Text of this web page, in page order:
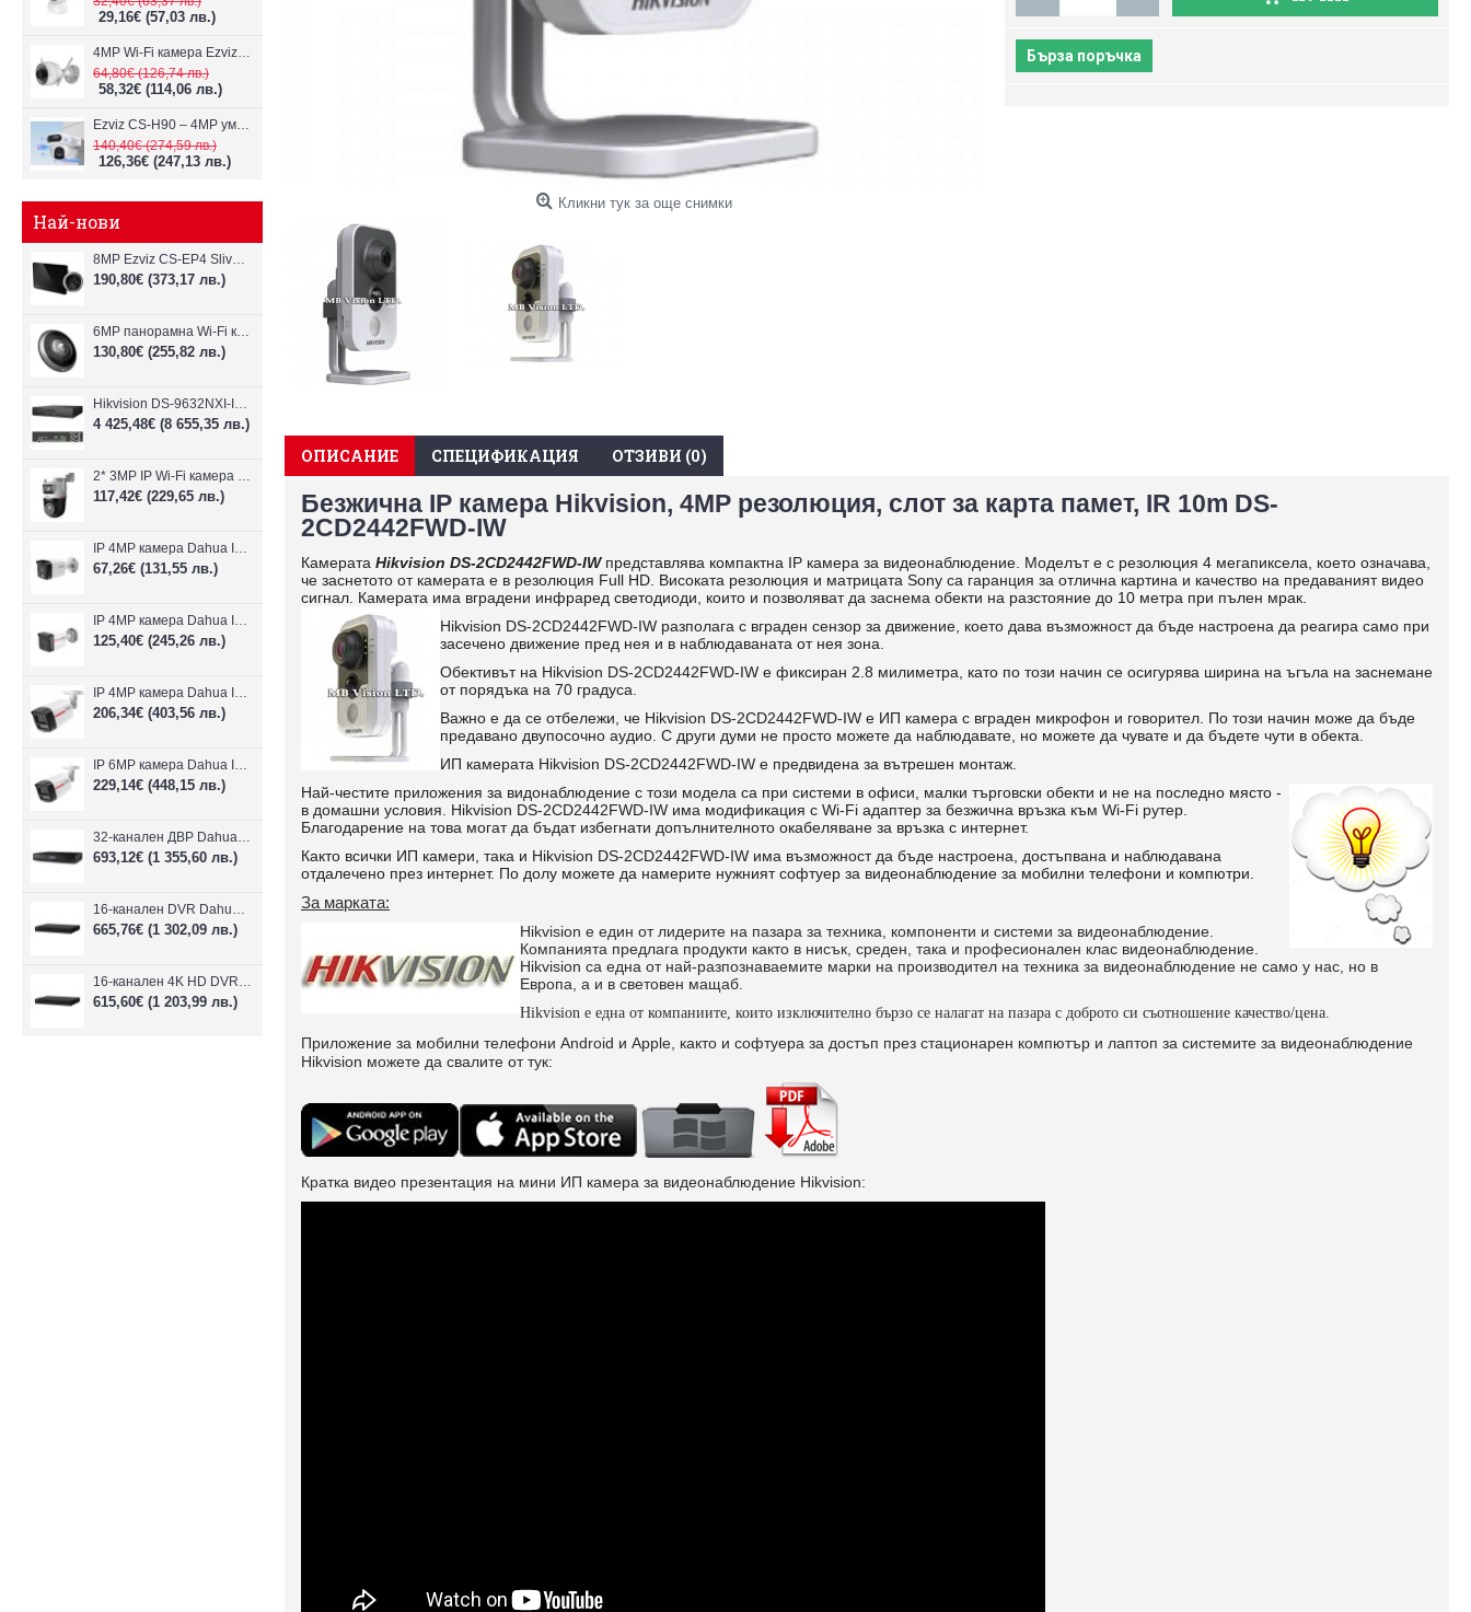
29,16€ (57,03 лв.)
4MP Wi-Fi камерa Ezviz CS-H3c с микрофон и говорител
64,80€(126,74 лв.)
58,32€ (114,06 лв.)
Ezviz CS-H90 – 4MP умна Wi-Fi камера, два обектива и цветен нощен
140,40€(274,59 лв.)
126,36€ (247,13 лв.)
Най-нови
8MP Ezviz CS-EP4 Sliver Wi-Fi видеодомофон
190,80€ (373,17 лв.)
6MP панорамна Wi-Fi камерa Ezviz CS-E4p
130,80€ (255,82 лв.)
Hikvision DS-9632NXI-I8/VPro – 32-канален NVR с интелигентен AI анализ
4 425,48€ (8 655,35 лв.)
2* 3MP IP Wi-Fi камера Dahua P3D-3F-PV-P-0280B/0600B-PRO
117,42€ (229,65 лв.)
IP 4MP камера Dahua IPC-B1E40-A-0280B, 2.8mm, IR 30m
67,26€ (131,55 лв.)
IP 4MP камера Dahua IPC-HFW1439TC1-A-LED-0280B-PRO, 2.8mm, IR 30m
125,40€ (245,26 лв.)
IP 4MP камера Dahua IPC-HFW2449TL-S-LED-0280B-PRO, 2.8mm, IR 50m
206,34€ (403,56 лв.)
IP 6MP камера Dahua IPC-HFW2649TL-S-LED-0280B-PRO, 2.8mm, IR 50m
229,14€ (448,15 лв.)
32-канален ДВР Dahua XVR5232AN-I3/Т
693,12€ (1 355,60 лв.)
16-канален DVR Dahua XVR5216AN-4KL-I3/T + 16 IP
665,76€ (1 302,09 лв.)
16-канален 4K HD DVR Dahua XVR5116H-4KL-I3/T + 16 IP камери
615,60€ (1 203,99 лв.)
Кликни тук за още снимки
Бърза поръчка
ОПИСАНИЕ СПЕЦИФИКАЦИЯ ОТЗИВИ (0)
Безжична IP камера Hikvision, 4MP резолюция, слот за карта памет, IR 10m DS-
2CD2442FWD-IW
Камерата Hikvision DS-2CD2442FWD-IWпредставлява компактна IP камера за видеонаблюдение. Моделът е с резолюция 4 мегапиксела, което означава,
че заснетото от камерата е в резолюция Full HD. Високата резолюция и матрицата Sony са гаранция за отлична картина и качество на предаваният видео
сигнал. Камерата има вградени инфраред светодиоди, които и позволяват да заснема обекти на разстояние до 10 метра при пълен мрак.
Hikvision DS-2CD2442FWD-IW разполага с вграден сензор за движение, което дава възможност да бъде настроена да реагира само при
засечено движение пред нея и в наблюдаваната от нея зона.
Обективът на Hikvision DS-2CD2442FWD-IW е фиксиран 2.8 милиметра, като по този начин се осигурява ширина на ъгъла на заснемане
от порядъка на 70 градуса.
Важно е да се отбележи, че Hikvision DS-2CD2442FWD-IW е ИП камера с вграден микрофон и говорител. По този начин може да бъде
предавано двупосочно аудио. С други думи не просто можете да наблюдавате, но можете да чувате и да бъдете чути в обекта.
ИП камерата Hikvision DS-2CD2442FWD-IW е предвидена за вътрешен монтаж.
Най-честите приложения за видонаблюдение с този модела са при системи в офиси, малки търговски обекти и не на последно място -
в домашни условия. Hikvision DS-2CD2442FWD-IW има модификация с Wi-Fi адаптер за безжична връзка към Wi-Fi рутер.
Благодарение на това могат да бъдат избегнати допълнителното окабеляване за връзка с интернет.
Както всички ИП камери, така и Hikvision DS-2CD2442FWD-IW има възможност да бъде настроена, достъпвана и наблюдавана
отдалечено през интернет. По долу можете да намерите нужният софтуер за видеонаблюдение за мобилни телефони и компютри.
За марката:
Hikvision е един от лидерите на пазара за техника, компоненти и системи за видеонаблюдение.
Компанията предлага продукти както в нисък, среден, така и професионален клас видеонаблюдение.
Hikvision са една от най-разпознаваемите марки на производител на техника за видеонаблюдение не само у нас, но в
Европа, а и в световен мащаб.
Hikvision е една от компаниите, които изключително бързо се налагат на пазара с доброто си съотношение качество/цена.
Приложение за мобилни телефони Android и Apple, както и софтуера за достъп през стационарен компютър и лаптоп за системите за видеонаблюдение
Hikvision можете да свалите от тук:
Кратка видео презентация на мини ИП камера за видеонаблюдение Hikvision: